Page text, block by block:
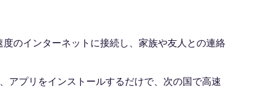
のインターネットに接続し、家族や友人との連絡
アプリをインストールするだけで、次の国で高速